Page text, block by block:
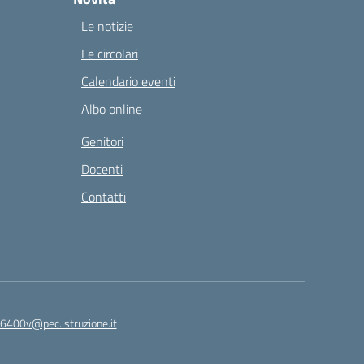
Le notizie
Le circolari
Calendario eventi
Albo online
Genitori
Docenti
Contatti